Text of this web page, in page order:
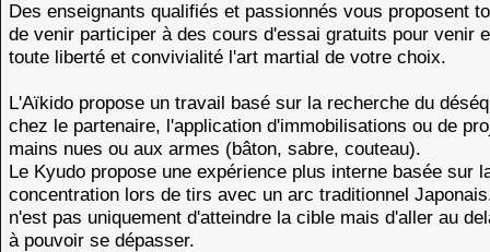
Des enseignants qualifiés et passionnés vous proposent
de venir participer à des cours d'essai gratuits pour venir
toute liberté et convivialité l'art martial de votre choix.
L'Aïkido propose un travail basé sur la recherche du
chez le partenaire, l'application d'immobilisations ou de
mains nues ou aux armes (bâton, sabre, couteau).
Le Kyudo propose une expérience plus interne basée sur
concentration lors de tirs avec un arc traditionnel
n'est pas uniquement d'atteindre la cible mais d'aller au
à pouvoir se dépasser.